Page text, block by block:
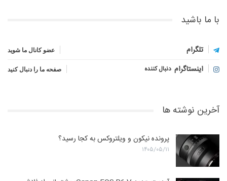
با ما باشید
تلگرام عضو کانال ما شوید
اینستاگرام دنبال کننده صفحه ما را دنبال کنید
آخرین نوشته ها
پرونده نیکون و ویلتروکس به کجا رسید؟
۱۴۰۵/۰۵/۱۱